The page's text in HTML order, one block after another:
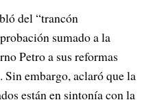
del “trancón
sumado a la
Petro a sus reformas
embargo, aclaró que la
están en sintonía con la